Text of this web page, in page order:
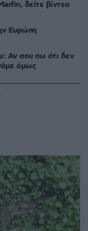
δείτε βίντεο
Ευρώπη
Αν σου πω ότι δεν
όμως